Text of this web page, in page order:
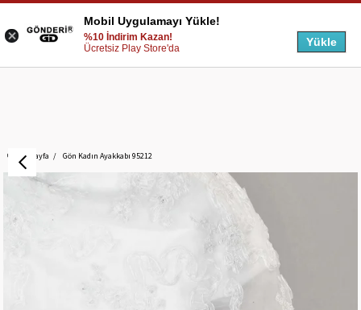
Anasayfa Gön Kadın Ayakkabı 95212
Mobil Uygulamayı Yükle!
%10 İndirim Kazan!
Ücretsiz Play Store'da
Yükle